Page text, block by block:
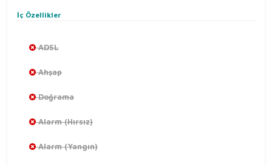
İç Özellikler
ADSL
Ahşap
Doğrama
Alarm (Hırsız)
Alarm (Yangın)